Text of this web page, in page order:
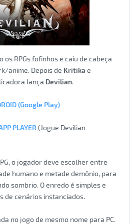
os RPGs fofinhos e caiu de cabeça
anime. Depois de Kritika e
lança Devilian.
(Google Play)
PLAYER (Jogue Devilian
o jogador deve escolher entre
humano e metade demônio, para
sombrio. O enredo é simples e
de cenários instanciados.
no jogo de mesmo nome para PC.